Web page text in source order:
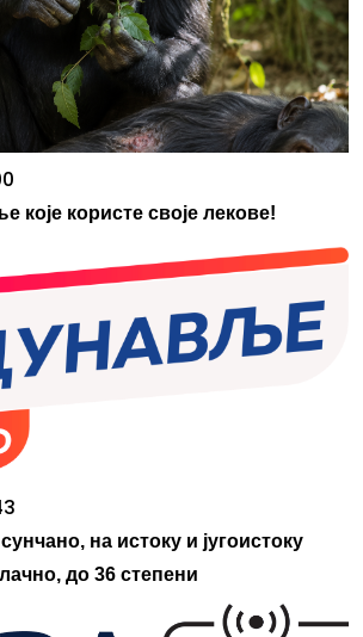
које користе своје лекове!
на истоку и југоистоку
до 36 степени